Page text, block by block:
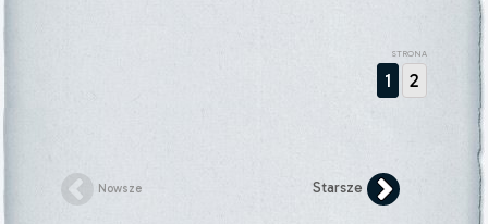
STRONA
1 2
Nowsze Starsze